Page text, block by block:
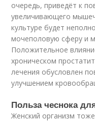
очередь, приведёт к
увеличивающего
культуре будет
мочеполовую сферу и
Положительное
хроническом
лечения обусловлен
улучшением
Польза чеснока
Женский организм